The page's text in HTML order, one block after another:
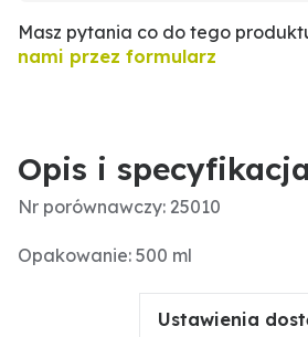
Masz pytania co do tego
nami przez formularz
Opis i specyfikacja
Nr porównawczy: 25010
Opakowanie: 500 ml
Ustawienia